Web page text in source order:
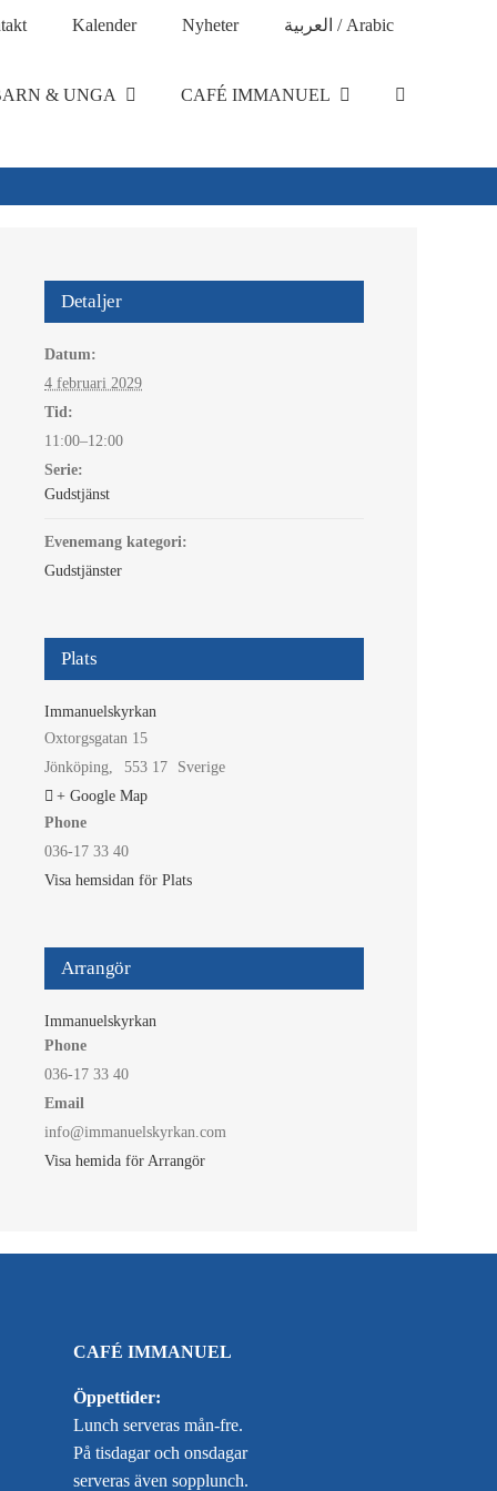
Kalender Nyheter العربية / Arabic
& UNGA CAFÉ IMMANUEL
Detaljer
Datum:
4 februari 2029
Tid:
11:00–12:00
Serie:
Gudstjänst
Evenemang kategori:
Gudstjänster
Plats
Immanuelskyrkan
Oxtorgsgatan 15
Jönköping, 553 17
Sverige
+ Google Map
Phone
036-17 33 40
Visa hemsidan för Plats
Arrangör
Immanuelskyrkan
Phone
036-17 33 40
Email
info@immanuelskyrkan.com
Visa hemida för Arrangör
CAFÉ IMMANUEL
Öppettider:
Lunch serveras mån-fre.
På tisdagar och onsdagar
serveras även sopplunch.